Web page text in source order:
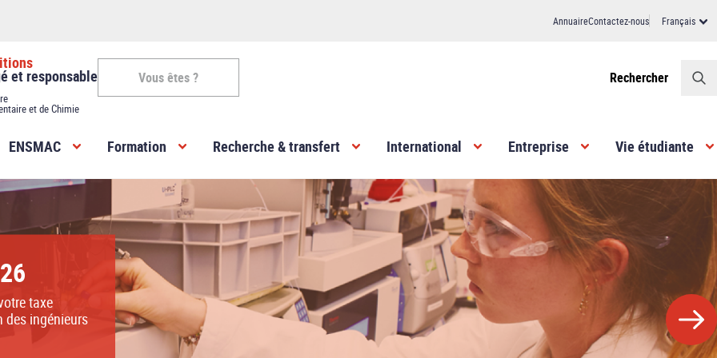
AnnuaireContactez-nous Français
et responsable
et de Chimie
Vous êtes ?
êtes
ENSMAC
Rechercher
ENSMAC Formation Recherche & transfert International Entreprise Vie étudiante
taxe
ingénieurs
à
la